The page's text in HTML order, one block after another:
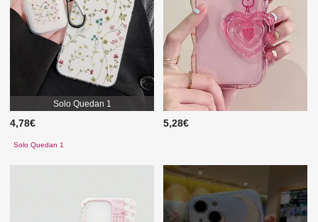
Solo Quedan 1
4,78€
Solo Quedan 1
5,28€